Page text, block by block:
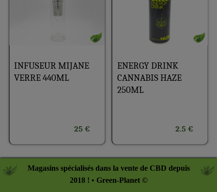
INFUSEUR MIJANE
VERRE 440ML
25 €
ENERGY DRINK
CANNABIS HAZE
250ML
2.5 €
Magasins spécialisés dans la vente de CBD depuis
2018 ! • Green-Planet ©